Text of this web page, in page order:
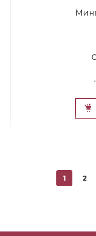
-
1 2